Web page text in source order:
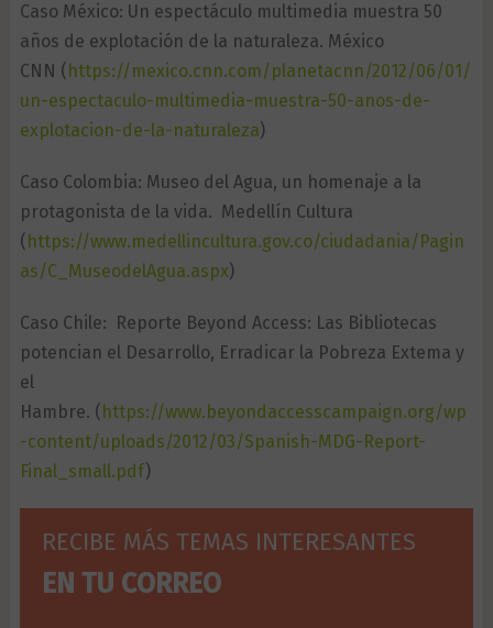
Caso México: Un espectáculo multimedia muestra 50
años de explotación de la naturaleza. México
CNN ( https://mexico.cnn.com/planetacnn/2012/06/01/
un-espectaculo-multimedia-muestra-50-anos-de-
explotacion-de-la-naturaleza)
Caso Colombia: Museo del Agua, un homenaje a la
protagonista de la vida. Medellín Cultura
( https://www.medellincultura.gov.co/ciudadania/Pagin
as/C_MuseodelAgua.aspx)
Caso Chile: Reporte Beyond Access: Las Bibliotecas
potencian el Desarrollo, Erradicar la Pobreza Extema y
el
Hambre. ( https://www.beyondaccesscampaign.org/wp
-content/uploads/2012/03/Spanish-MDG-Report-
Final_small.pdf)
RECIBE MÁS TEMAS INTERESANTES
EN TU CORREO